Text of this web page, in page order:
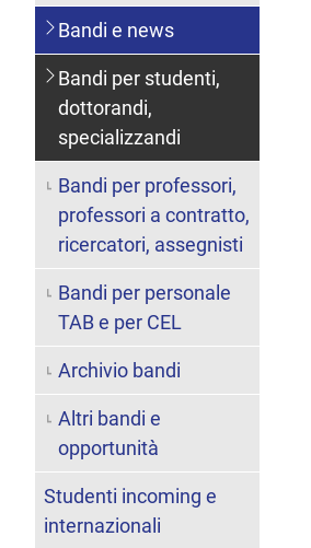
Bandi e news
Bandi per studenti,
dottorandi,
specializzandi
Bandi per professori,
professori a contratto,
ricercatori, assegnisti
Bandi per personale
TAB e per CEL
Archivio bandi
Altri bandi e
opportunità
Studenti incoming e
internazionali